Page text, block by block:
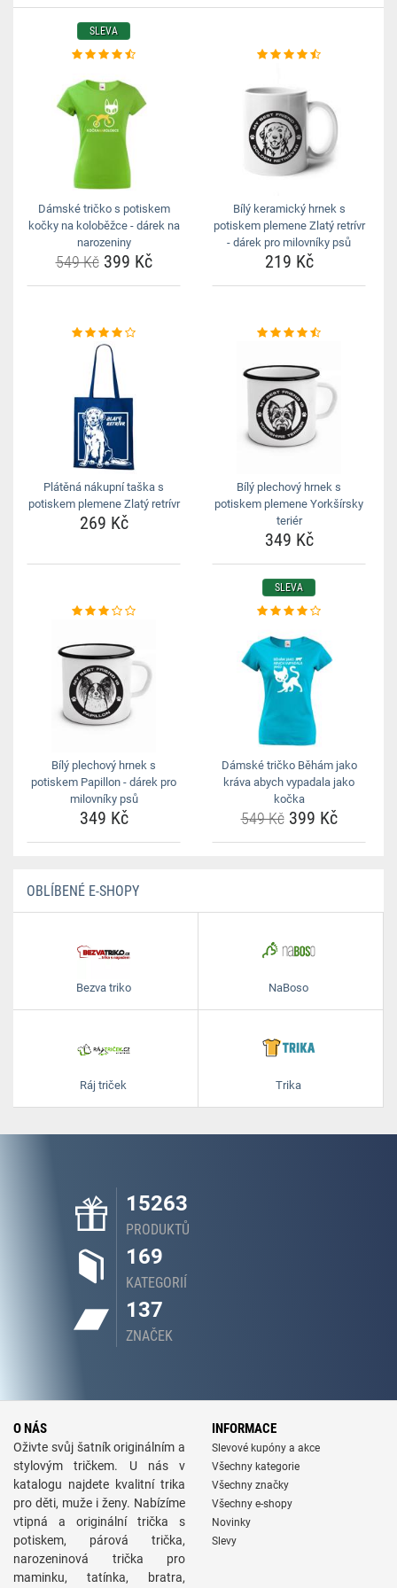
SLEVA
Dámské tričko s potiskem
kočky na koloběžce - dárek na
narozeniny
549 Kč399 Kč
Bílý keramický hrnek s
potiskem plemene Zlatý retrívr
- dárek pro milovníky psů
219 Kč
Plátěná nákupní taška s
potiskem plemene Zlatý retrívr
269 Kč
Bílý plechový hrnek s
potiskem plemene Yorkšírsky
teriér
349 Kč
Bílý plechový hrnek s
potiskem Papillon - dárek pro
milovníky psů
349 Kč
SLEVA
Dámské tričko Běhám jako
kráva abych vypadala jako
kočka
549 Kč399 Kč
OBLÍBENÉ E-SHOPY
Bezva triko NaBoso
Ráj triček Trika
15263
PRODUKTŮ
169
KATEGORIÍ
137
ZNAČEK
O NÁS
Oživte svůj šatník originálním a
stylovým tričkem. U nás v
katalogu najdete kvalitní trika
pro děti, muže i ženy. Nabízíme
vtipná a originální trička s
potiskem, párová trička,
narozeninová trička pro
maminku, tatínka, bratra,
INFORMACE
Slevové kupóny a akce
Všechny kategorie
Všechny značky
Všechny e-shopy
Novinky
Slevy